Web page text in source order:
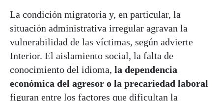
La condición migratoria y, en particular, la
situación administrativa irregular agravan la
vulnerabilidad de las víctimas, según advierte
Interior. El aislamiento social, la falta de
conocimiento del idioma, la dependencia
económica del agresor o la precariedad laboral
figuran entre los factores que dificultan la